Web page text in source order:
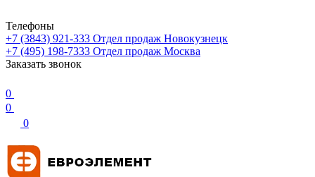
Телефоны
+7 (3843) 921-333 Отдел продаж Новокузнецк
+7 (495) 198-7333 Отдел продаж Москва
Заказать звонок
0
0
0